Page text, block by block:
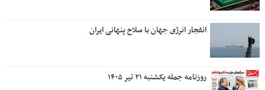
انفجار انرژی جهان با سلاح پنهانی ایران
روزنامه جمله یکشنبه ۲۱ تیر ۱۴۰۵